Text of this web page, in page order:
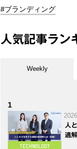
#ブランディング
人気記事ラン
Weekly
1
人
適